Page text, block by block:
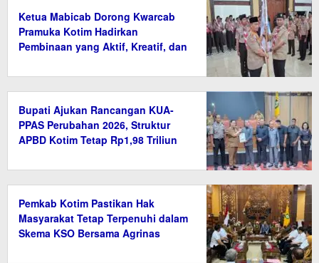
Ketua Mabicab Dorong Kwarcab
Pramuka Kotim Hadirkan
Pembinaan yang Aktif, Kreatif, dan
Bupati Ajukan Rancangan KUA-
PPAS Perubahan 2026, Struktur
APBD Kotim Tetap Rp1,98 Triliun
Pemkab Kotim Pastikan Hak
Masyarakat Tetap Terpenuhi dalam
Skema KSO Bersama Agrinas